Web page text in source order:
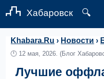
Хабаровск 🔍
Khabara.Ru › Новости ›
🕛 12 мая, 2026. (Блог
Лучшие